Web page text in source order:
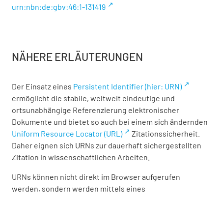
urn:nbn:de:gbv:46:1-131419
NÄHERE ERLÄUTERUNGEN
Der Einsatz eines Persistent Identifier (hier: URN)
ermöglicht die stabile, weltweit eindeutige und
ortsunabhängige Referenzierung elektronischer
Dokumente und bietet so auch bei einem sich ändernden
Uniform Resource Locator (URL)
Zitationssicherheit.
Daher eignen sich URNs zur dauerhaft sichergestellten
Zitation in wissenschaftlichen Arbeiten.
URNs können nicht direkt im Browser aufgerufen
werden, sondern werden mittels eines